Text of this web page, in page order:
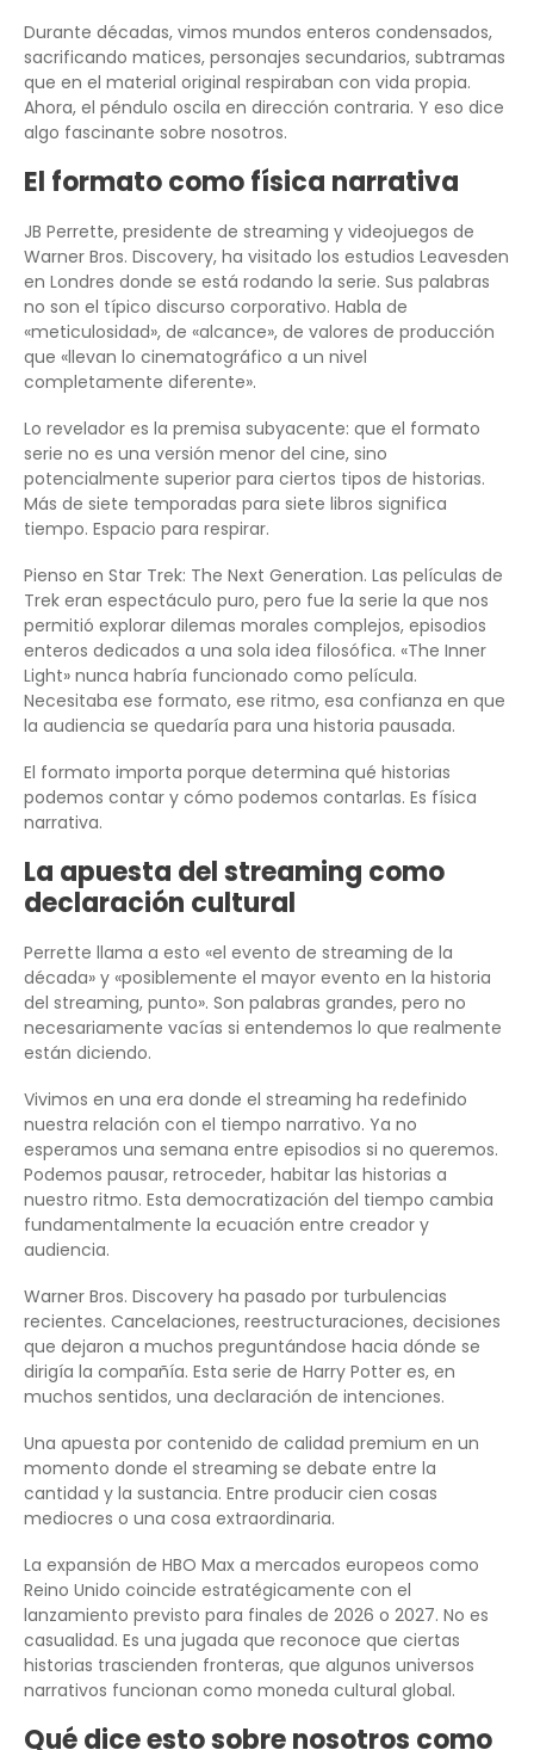
Durante décadas, vimos mundos enteros condensados,
sacrificando matices, personajes secundarios, subtramas
que en el material original respiraban con vida propia.
Ahora, el péndulo oscila en dirección contraria. Y eso dice
algo fascinante sobre nosotros.
El formato como física narrativa
JB Perrette, presidente de streaming y videojuegos de
Warner Bros. Discovery, ha visitado los estudios Leavesden
en Londres donde se está rodando la serie. Sus palabras
no son el típico discurso corporativo. Habla de
«meticulosidad», de «alcance», de valores de producción
que «llevan lo cinematográfico a un nivel
completamente diferente».
Lo revelador es la premisa subyacente: que el formato
serie no es una versión menor del cine, sino
potencialmente superior para ciertos tipos de historias.
Más de siete temporadas para siete libros significa
tiempo. Espacio para respirar.
Pienso en Star Trek: The Next Generation. Las películas de
Trek eran espectáculo puro, pero fue la serie la que nos
permitió explorar dilemas morales complejos, episodios
enteros dedicados a una sola idea filosófica. «The Inner
Light» nunca habría funcionado como película.
Necesitaba ese formato, ese ritmo, esa confianza en que
la audiencia se quedaría para una historia pausada.
El formato importa porque determina qué historias
podemos contar y cómo podemos contarlas. Es física
narrativa.
La apuesta del streaming como
declaración cultural
Perrette llama a esto «el evento de streaming de la
década» y «posiblemente el mayor evento en la historia
del streaming, punto». Son palabras grandes, pero no
necesariamente vacías si entendemos lo que realmente
están diciendo.
Vivimos en una era donde el streaming ha redefinido
nuestra relación con el tiempo narrativo. Ya no
esperamos una semana entre episodios si no queremos.
Podemos pausar, retroceder, habitar las historias a
nuestro ritmo. Esta democratización del tiempo cambia
fundamentalmente la ecuación entre creador y
audiencia.
Warner Bros. Discovery ha pasado por turbulencias
recientes. Cancelaciones, reestructuraciones, decisiones
que dejaron a muchos preguntándose hacia dónde se
dirigía la compañía. Esta serie de Harry Potter es, en
muchos sentidos, una declaración de intenciones.
Una apuesta por contenido de calidad premium en un
momento donde el streaming se debate entre la
cantidad y la sustancia. Entre producir cien cosas
mediocres o una cosa extraordinaria.
La expansión de HBO Max a mercados europeos como
Reino Unido coincide estratégicamente con el
lanzamiento previsto para finales de 2026 o 2027. No es
casualidad. Es una jugada que reconoce que ciertas
historias trascienden fronteras, que algunos universos
narrativos funcionan como moneda cultural global.
Qué dice esto sobre nosotros como